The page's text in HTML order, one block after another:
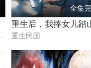
全集
重生后，我捧女儿踏
重生民国